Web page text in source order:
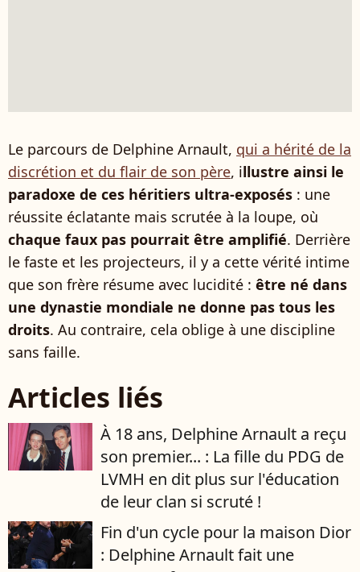
Le parcours de Delphine Arnault, qui a hérité de la
discrétion et du flair de son père, illustre ainsi le
paradoxe de ces héritiers ultra-exposés : une
réussite éclatante mais scrutée à la loupe, où
chaque faux pas pourrait être amplifié. Derrière
le faste et les projecteurs, il y a cette vérité intime
que son frère résume avec lucidité : être né dans
une dynastie mondiale ne donne pas tous les
droits. Au contraire, cela oblige à une discipline
sans faille.
Articles liés
À 18 ans, Delphine Arnault a reçu
son premier... : La fille du PDG de
LVMH en dit plus sur l'éducation
de leur clan si scruté !
Fin d'un cycle pour la maison Dior
: Delphine Arnault fait une